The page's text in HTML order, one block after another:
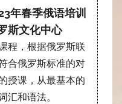
年春季俄语培训
斯文化中心
程，根据俄罗斯联
合俄罗斯标准的对
授课，从最基本的
汇和语法。